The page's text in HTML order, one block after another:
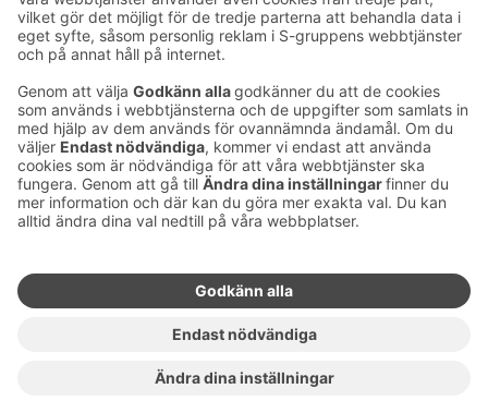
Feedback
Ge feedback
Sokos Hotels nyhetsbrev
nyhetsbrev
Du får Sokos Hotellens senaste
förmåner och nyheter till din e-
post varje månad.
Utmärkelser och certifikat
Sokos Hotels i sociala medier
Sokos
Hotels på
Sokos
Hotels på
Sokos
Hotels
på
Sokos
Hotels i
Linkedin